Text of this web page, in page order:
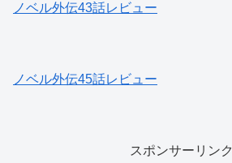
ノベル外伝43話レビュー
ノベル外伝45話レビュー
スポンサーリンク